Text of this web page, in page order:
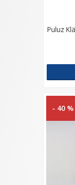
Puluz
- 40 %